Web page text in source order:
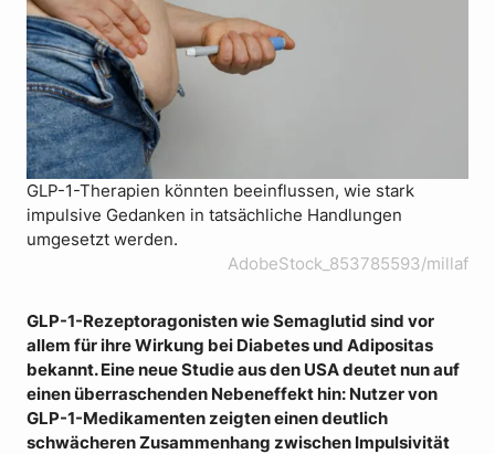
GLP-1-Therapien könnten beeinflussen, wie stark
impulsive Gedanken in tatsächliche Handlungen
umgesetzt werden.
AdobeStock_853785593/millaf
GLP-1-Rezeptoragonisten wie Semaglutid sind vor
allem für ihre Wirkung bei Diabetes und Adipositas
bekannt. Eine neue Studie aus den USA deutet nun auf
einen überraschenden Nebeneffekt hin: Nutzer von
GLP-1-Medikamenten zeigten einen deutlich
schwächeren Zusammenhang zwischen Impulsivität